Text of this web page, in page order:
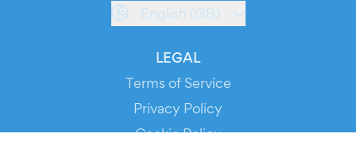
English (GB)
LEGAL
Terms of Service
Privacy Policy
Cookie Policy